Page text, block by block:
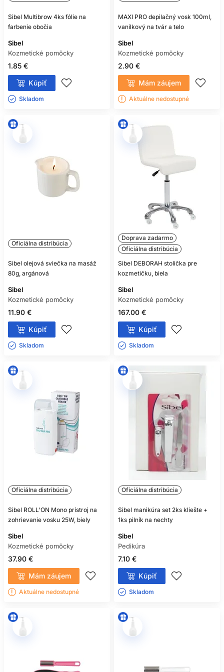
Sibel Multibrow 4ks fólie na
farbenie obočia
Sibel
Kozmetické pomôcky
1.85 €
Kúpiť
Skladom ㅤ
MAXI PRO depilačný vosk 100ml,
vanilkový na tvár a telo
Sibel
Kozmetické pomôcky
2.90 €
Mám záujem
Aktuálne nedostupné
Oficiálna distribúcia
Sibel olejová sviečka na masáž
80g, argánová
Sibel
Kozmetické pomôcky
11.90 €
Kúpiť
Skladom ㅤ
Doprava zadarmo
Oficiálna distribúcia
Sibel DEBORAH stolička pre
kozmetičku, biela
Sibel
Kozmetické pomôcky
167.00 €
Kúpiť
Skladom ㅤ
Oficiálna distribúcia
Sibel ROLL'ON Mono prístroj na
zohrievanie vosku 25W, biely
Sibel
Kozmetické pomôcky
37.90 €
Mám záujem
Aktuálne nedostupné
Oficiálna distribúcia
Sibel manikúra set 2ks kliešte +
1ks pilník na nechty
Sibel
Pedikúra
7.10 €
Kúpiť
Skladom ㅤ